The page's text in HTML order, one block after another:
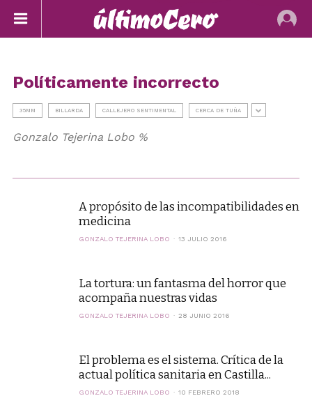
Políticamente incorrecto
35MM BILLARDA CALLEJERO SENTIMENTAL CERCA DE TUÑA
Gonzalo Tejerina Lobo %
A propósito de las incompatibilidades en
medicina
GONZALO TEJERINA LOBO 13 JULIO 2016
La tortura: un fantasma del horror que
acompaña nuestras vidas
GONZALO TEJERINA LOBO 28 JUNIO 2016
El problema es el sistema. Crítica de la
actual política sanitaria en Castilla...
GONZALO TEJERINA LOBO 10 FEBRERO 2018